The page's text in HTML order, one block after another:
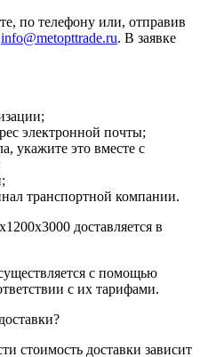
по телефону или, отправив
info@metopttrade.ru. В заявке
электронной почты;
укажите это вместе с
транспортной компании.
доставляется в
с помощью
с их тарифами.
стоимость доставки зависит